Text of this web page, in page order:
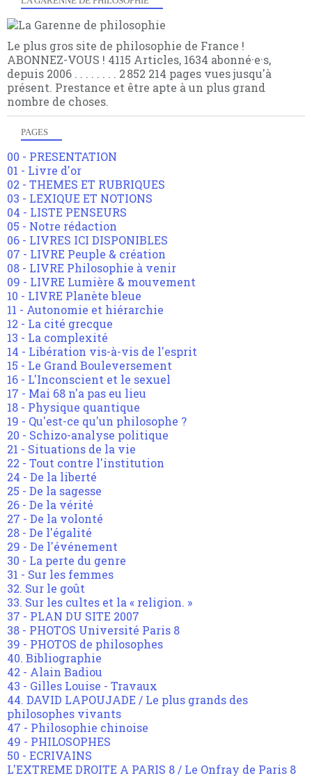
Le plus gros site de philosophie de France !
ABONNEZ-VOUS ! 4115 Articles, 1634 abonné·e·s,
depuis 2006 . . . . . . . . 2 852 214 pages vues jusqu'à
présent. Prestance et être apte à un plus grand
nombre de choses.
PAGES
00 - PRESENTATION
01 - Livre d'or
02 - THEMES ET RUBRIQUES
03 - LEXIQUE ET NOTIONS
04 - LISTE PENSEURS
05 - Notre rédaction
06 - LIVRES ICI DISPONIBLES
07 - LIVRE Peuple & création
08 - LIVRE Philosophie à venir
09 - LIVRE Lumière & mouvement
10 - LIVRE Planète bleue
11 - Autonomie et hiérarchie
12 - La cité grecque
13 - La complexité
14 - Libération vis-à-vis de l'esprit
15 - Le Grand Bouleversement
16 - L'Inconscient et le sexuel
17 - Mai 68 n'a pas eu lieu
18 - Physique quantique
19 - Qu'est-ce qu'un philosophe ?
20 - Schizo-analyse politique
21 - Situations de la vie
22 - Tout contre l'institution
24 - De la liberté
25 - De la sagesse
26 - De la vérité
27 - De la volonté
28 - De l'égalité
29 - De l'événement
30 - La perte du genre
31 - Sur les femmes
32. Sur le goût
33. Sur les cultes et la « religion. »
37 - PLAN DU SITE 2007
38 - PHOTOS Université Paris 8
39 - PHOTOS de philosophes
40. Bibliographie
42 - Alain Badiou
43 - Gilles Louise - Travaux
44. DAVID LAPOUJADE / Le plus grands des
philosophes vivants
47 - Philosophie chinoise
49 - PHILOSOPHES
50 - ECRIVAINS
L'EXTREME DROITE A PARIS 8 / Le Onfray de Paris 8